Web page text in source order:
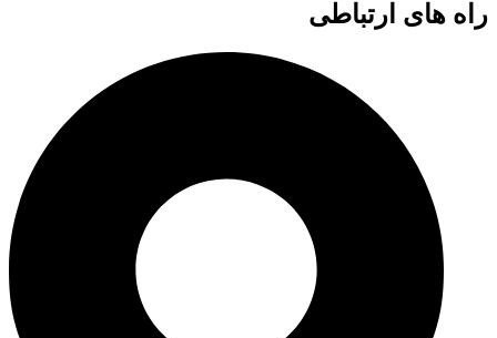
راه های ارتباطی